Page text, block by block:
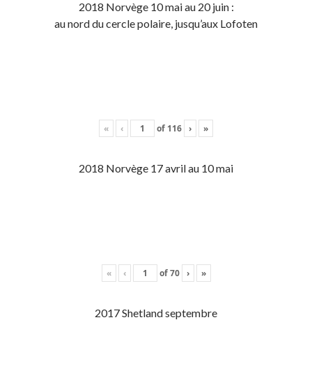
2018 Norvège 10 mai au 20 juin :
au nord du cercle polaire, jusqu’aux Lofoten
« ‹ of 116 › »
2018 Norvège 17 avril au 10 mai
« ‹ of70 › »
2017 Shetland septembre